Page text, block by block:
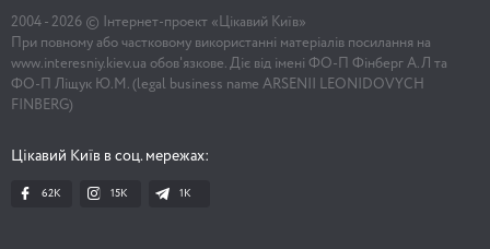
2004 - 2026 © Інтернет-проект «Цікавий Київ»
При повному або частковому використанні матеріалів посилання на
www.interesniy.kiev.ua обов'язкове. Діє від імені ФО-П Фінберг А.Л та
ФО-П Ліщук Ю.М. (legal business name ARSENII LEONIDOVYCH
FINBERG)
Цікавий Київ в соц. мережах:
62K 15K 1К